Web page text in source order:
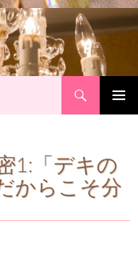
1:「デキの
からこそ分